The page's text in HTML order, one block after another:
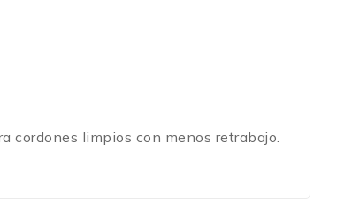
cordones limpios con menos retrabajo.